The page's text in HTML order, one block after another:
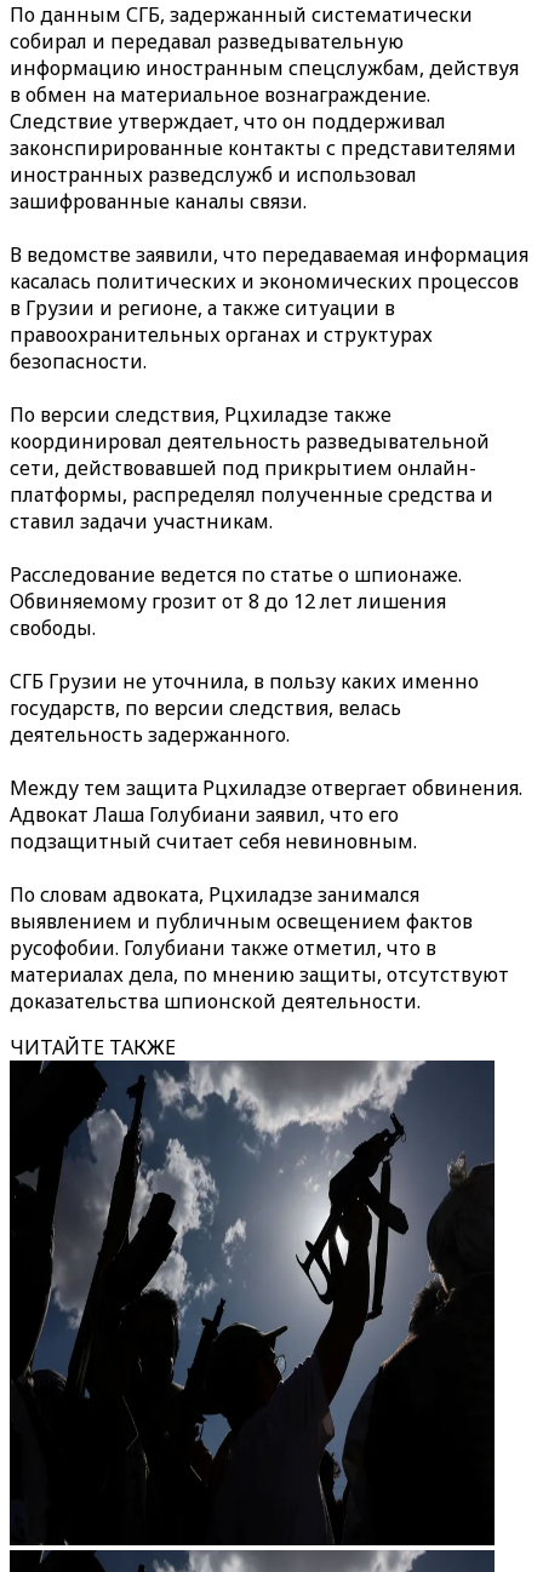
По данным СГБ, задержанный систематически
собирал и передавал разведывательную
информацию иностранным спецслужбам, действуя
в обмен на материальное вознаграждение.
Следствие утверждает, что он поддерживал
законспирированные контакты с представителями
иностранных разведслужб и использовал
зашифрованные каналы связи.
В ведомстве заявили, что передаваемая информация
касалась политических и экономических процессов
в Грузии и регионе, а также ситуации в
правоохранительных органах и структурах
безопасности.
По версии следствия, Рцхиладзе также
координировал деятельность разведывательной
сети, действовавшей под прикрытием онлайн-
платформы, распределял полученные средства и
ставил задачи участникам.
Расследование ведется по статье о шпионаже.
Обвиняемому грозит от 8 до 12 лет лишения
свободы.
СГБ Грузии не уточнила, в пользу каких именно
государств, по версии следствия, велась
деятельность задержанного.
Между тем защита Рцхиладзе отвергает обвинения.
Адвокат Лаша Голубиани заявил, что его
подзащитный считает себя невиновным.
По словам адвоката, Рцхиладзе занимался
выявлением и публичным освещением фактов
русофобии. Голубиани также отметил, что в
материалах дела, по мнению защиты, отсутствуют
доказательства шпионской деятельности.
ЧИТАЙТЕ ТАКЖЕ